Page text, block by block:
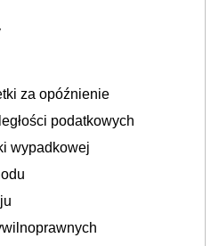
za opóźnienie
podatkowych
wypadkowej